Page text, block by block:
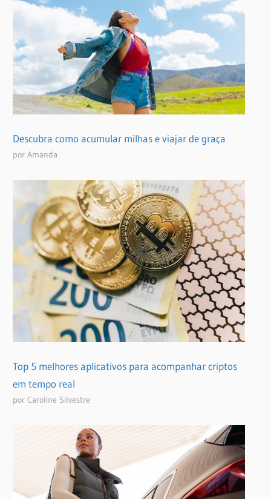
Descubra como acumular milhas e viajar de graça
por Amanda
Top 5 melhores aplicativos para acompanhar criptos
em tempo real
por Caroline Silvestre